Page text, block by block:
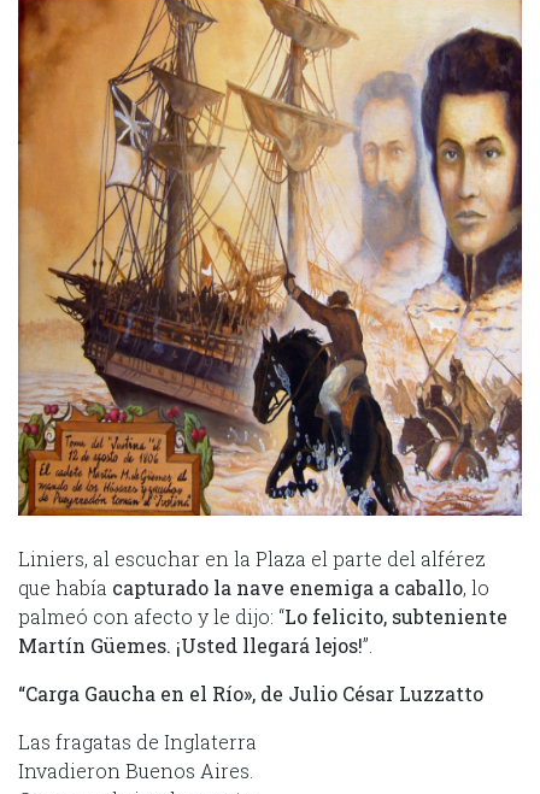
Liniers, al escuchar en la Plaza el parte del alférez
que había capturado la nave enemiga a caballo, lo
palmeó con afecto y le dijo: “Lo felicito, subteniente
Martín Güemes. ¡Usted llegará lejos!”.
“Carga Gaucha en el Río», de Julio César Luzzatto
Las fragatas de Inglaterra
Invadieron Buenos Aires.